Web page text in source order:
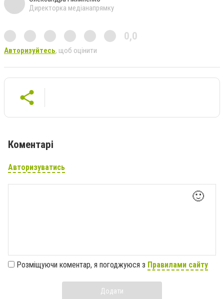
Директорка медіанапрямку
0,0
Авторизуйтесь, щоб оцінити
Коментарі
Авторизуватись
🙂
Розміщуючи коментар, я погоджуюся з Правилами сайту
Додати